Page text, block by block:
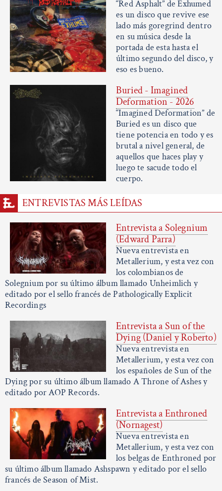
“Red Asphalt” de Exhumed
es un disco que revive ese
lado más goregrind dentro
en su música desde la
portada de esta hasta el
último segundo del disco, y
eso es bueno.
Buried - Imagined
Deformation - 2026
“Imagined Deformation” de
Buried es un disco que
tiene potencia en todo y es
brutal a nivel general, de
aquellos que haces play y
luego te sacude todo el
cuerpo.
ENTREVISTAS MÁS LEÍDAS
Entrevista a Solegnium
(Edward Parra)
Nueva entrevista en
Metallerium, y esta vez con
los colombianos de
Solegnium por su último álbum llamado Unheimlich y
editado por el sello francés de Pathologically Explicit
Recordings
Entrevista a Sun of the
Dying (Daniel y Roberto)
Nueva entrevista en
Metallerium, y esta vez con
los españoles de Sun of the
Dying por su último álbum llamado A Throne of Ashes y
editado por AOP Records.
Entrevista a Enthroned
(Nornagest)
Nueva entrevista en
Metallerium, y esta vez con
los belgas de Enthroned por
su último álbum llamado Ashspawn y editado por el sello
francés de Season of Mist.